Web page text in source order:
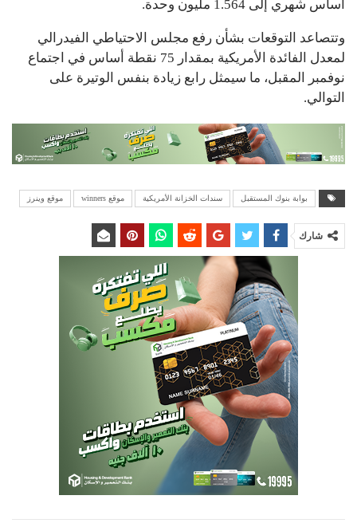
أساس شهري إلى 1.564 مليون وحدة.
وتتصاعد التوقعات بشأن رفع مجلس الاحتياطي الفيدرالي
لمعدل الفائدة الأمريكية بمقدار 75 نقطة أساس في اجتماع
نوفمبر المقبل، ما سيمثل رابع زيادة بنفس الوتيرة على
التوالي.
بوابة بنوك المستقبل سندات الخزانة الأمريكية موقع winners موقع وينرز
شارك